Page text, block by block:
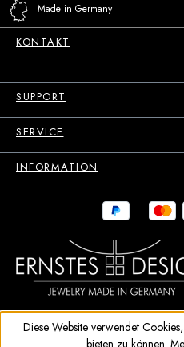
Made in Germany
KONTAKT
SUPPORT
SERVICE
INFORMATION
Diese Website verwendet
bieten zu können.